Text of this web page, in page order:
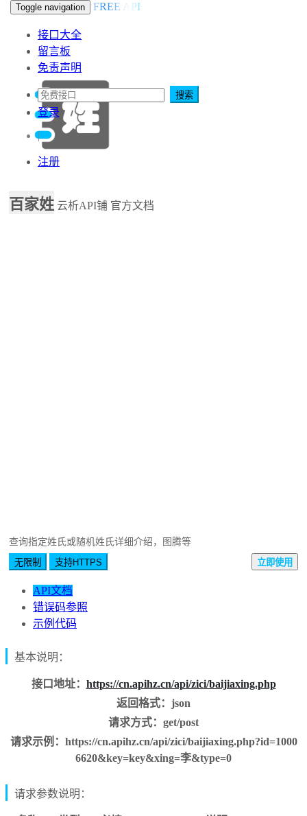
Toggle navigation FREE API
接口大全
留言板
免责声明
搜索
登录
|
注册
百家姓 云析API铺 官方文档
查询指定姓氏或随机姓氏详细介绍，图腾等
无限制
支持HTTPS 立即使用
API文档
错误码参照
示例代码
基本说明：
接口地址： https://cn.apihz.cn/api/zici/baijiaxing.php
返回格式：json
请求方式：get/post
请求示例：https://cn.apihz.cn/api/zici/baijiaxing.php?id=1000
6620&key=key&xing=李&type=0
请求参数说明：